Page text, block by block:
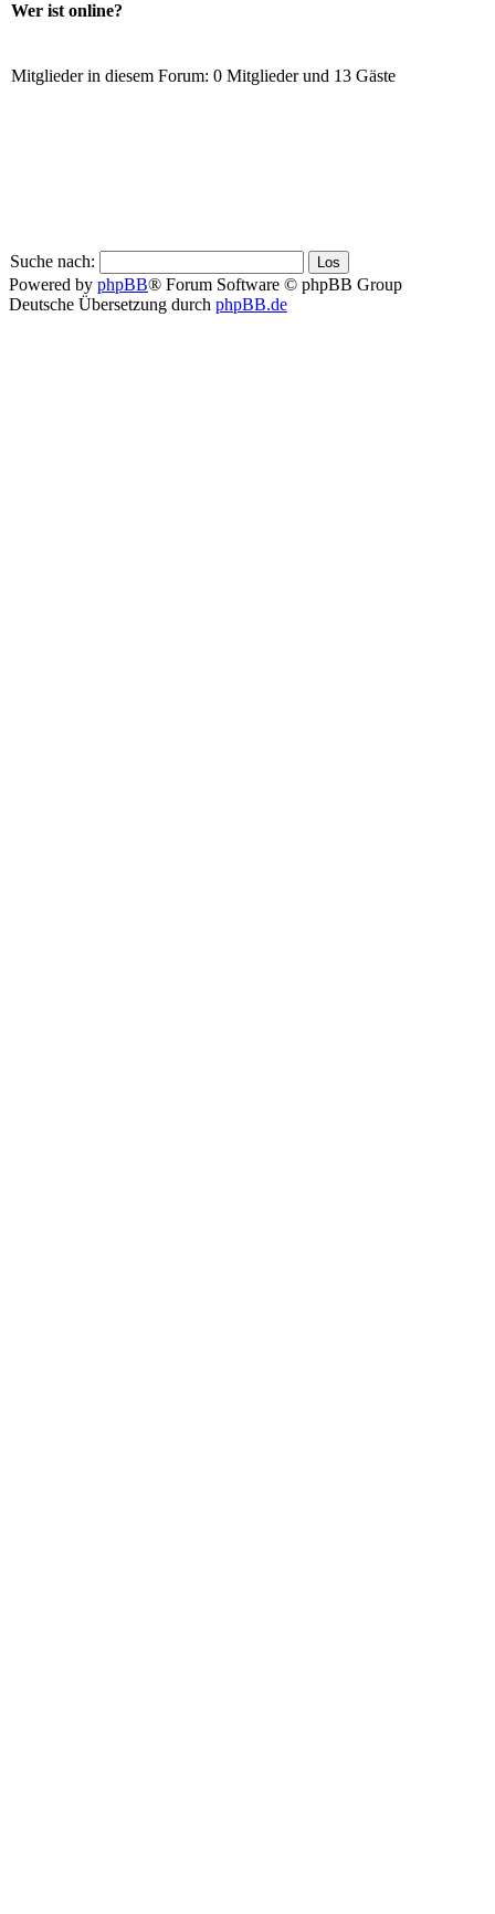
Wer ist online?
Mitglieder in diesem Forum: 0 Mitglieder und 13 Gäste
Suche nach:
Powered by phpBB® Forum Software © phpBB Group
Deutsche Übersetzung durch phpBB.de